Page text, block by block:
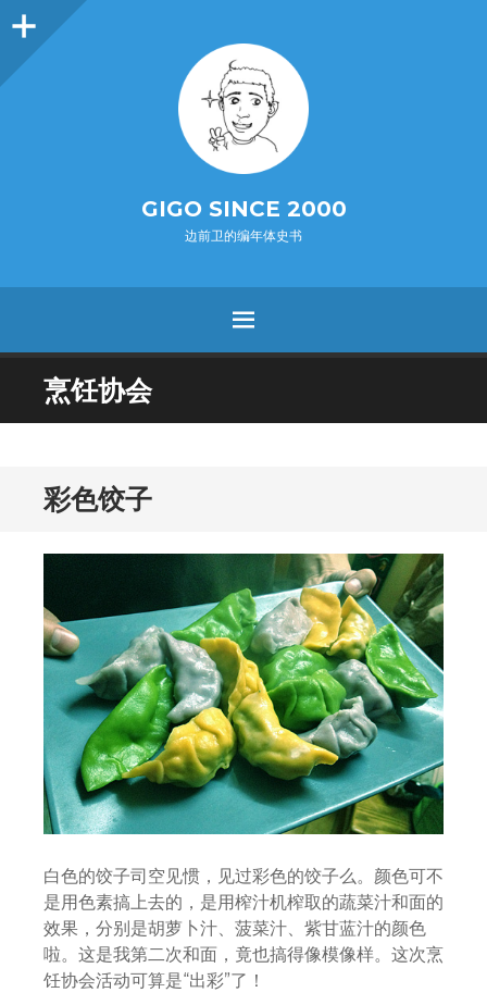
O
p
e
n
i
d
e
b
a
GIGO SINCE 2000
边前卫的编年体史书
MENU
SKIP
TO
烹饪协会
彩色饺子
白色的饺子司空见惯，见过彩色的饺子么。颜色可不
是用色素搞上去的，是用榨汁机榨取的蔬菜汁和面的
效果，分别是胡萝卜汁、菠菜汁、紫甘蓝汁的颜色
啦。这是我第二次和面，竟也搞得像模像样。这次烹
饪协会活动可算是“出彩”了！